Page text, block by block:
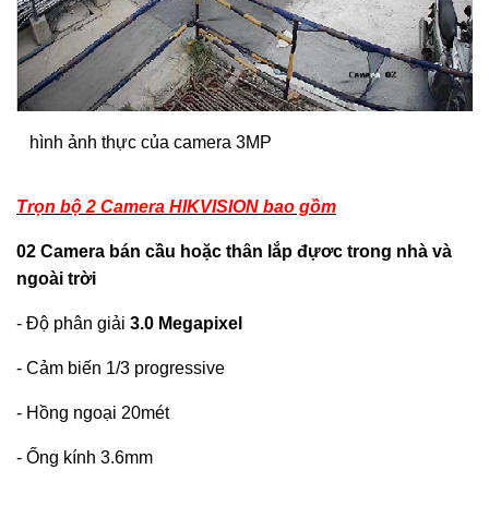
hình ảnh thực của camera 3MP
Trọn bộ 2 Camera HIKVISION bao gồm
02 Camera bán cầu hoặc thân lắp đựơc trong nhà và
ngoài trời
- Độ phân giải 3.0 Megapixel
- Cảm biến 1/3 progressive
- Hồng ngoại 20mét
- Ống kính 3.6mm